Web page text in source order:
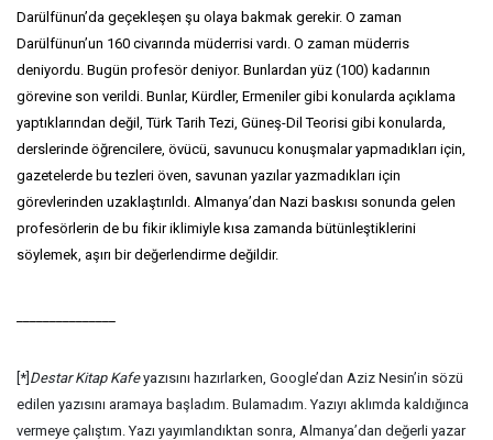
Darülfünun’da geçekleşen şu olaya bakmak gerekir. O zaman
Darülfünun’un 160 civarında müderrisi vardı. O zaman müderris
deniyordu. Bugün profesör deniyor. Bunlardan yüz (100) kadarının
görevine son verildi. Bunlar, Kürdler, Ermeniler gibi konularda açıklama
yaptıklarından değil, Türk Tarih Tezi, Güneş-Dil Teorisi gibi konularda,
derslerinde öğrencilere, övücü, savunucu konuşmalar yapmadıkları için,
gazetelerde bu tezleri öven, savunan yazılar yazmadıkları için
görevlerinden uzaklaştırıldı. Almanya’dan Nazi baskısı sonunda gelen
profesörlerin de bu fikir iklimiyle kısa zamanda bütünleştiklerini
söylemek, aşırı bir değerlendirme değildir.
[*] Destar Kitap Kafeyazısını hazırlarken, Google’dan Aziz Nesin’in sözü
edilen yazısını aramaya başladım. Bulamadım. Yazıyı aklımda kaldığınca
vermeye çalıştım. Yazı yayımlandıktan sonra, Almanya’dan değerli yazar